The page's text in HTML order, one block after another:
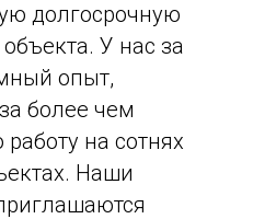
долгосрочную
У нас за
опыт,
более чем
на сотнях
Наши